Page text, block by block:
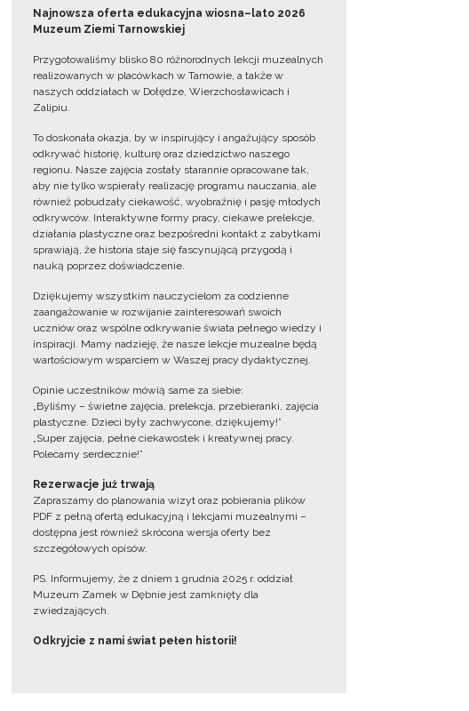
Najnowsza oferta edukacyjna wiosna–lato 2026
Muzeum Ziemi Tarnowskiej
Przygotowaliśmy blisko 80 różnorodnych lekcji muzealnych
realizowanych w placówkach w Tarnowie, a także w
naszych oddziałach w Dołędze, Wierzchosławicach i
Zalipiu.
To doskonała okazja, by w inspirujący i angażujący sposób
odkrywać historię, kulturę oraz dziedzictwo naszego
regionu. Nasze zajęcia zostały starannie opracowane tak,
aby nie tylko wspierały realizację programu nauczania, ale
również pobudzały ciekawość, wyobraźnię i pasję młodych
odkrywców. Interaktywne formy pracy, ciekawe prelekcje,
działania plastyczne oraz bezpośredni kontakt z zabytkami
sprawiają, że historia staje się fascynującą przygodą i
nauką poprzez doświadczenie.
Dziękujemy wszystkim nauczycielom za codzienne
zaangażowanie w rozwijanie zainteresowań swoich
uczniów oraz wspólne odkrywanie świata pełnego wiedzy i
inspiracji. Mamy nadzieję, że nasze lekcje muzealne będą
wartościowym wsparciem w Waszej pracy dydaktycznej.
Opinie uczestników mówią same za siebie:
„Byliśmy – świetne zajęcia, prelekcja, przebieranki, zajęcia
plastyczne. Dzieci były zachwycone, dziękujemy!”
„Super zajęcia, pełne ciekawostek i kreatywnej pracy.
Polecamy serdecznie!”
Rezerwacje już trwają
Zapraszamy do planowania wizyt oraz pobierania plików
PDF z pełną ofertą edukacyjną i lekcjami muzealnymi –
dostępna jest również skrócona wersja oferty bez
szczegółowych opisów.
PS. Informujemy, że z dniem 1 grudnia 2025 r. oddział
Muzeum Zamek w Dębnie jest zamknięty dla
zwiedzających.
Odkryjcie z nami świat pełen historii!